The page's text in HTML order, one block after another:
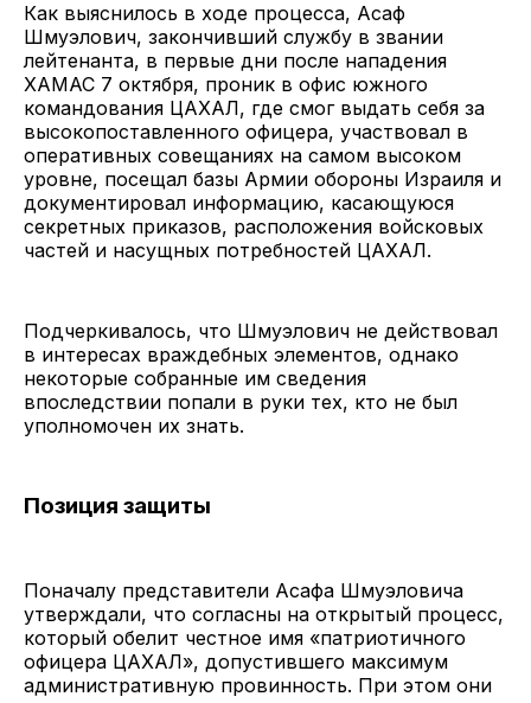
Как выяснилось в ходе процесса, Асаф
Шмуэлович, закончивший службу в звании
лейтенанта, в первые дни после нападения
ХАМАС 7 октября, проник в офис южного
командования ЦАХАЛ, где смог выдать себя за
высокопоставленного офицера, участвовал в
оперативных совещаниях на самом высоком
уровне, посещал базы Армии обороны Израиля и
документировал информацию, касающуюся
секретных приказов, расположения войсковых
частей и насущных потребностей ЦАХАЛ.
Подчеркивалось, что Шмуэлович не действовал
в интересах враждебных элементов, однако
некоторые собранные им сведения
впоследствии попали в руки тех, кто не был
уполномочен их знать.
Позиция защиты
Поначалу представители Асафа Шмуэловича
утверждали, что согласны на открытый процесс,
который обелит честное имя «патриотичного
офицера ЦАХАЛ», допустившего максимум
административную провинность. При этом они